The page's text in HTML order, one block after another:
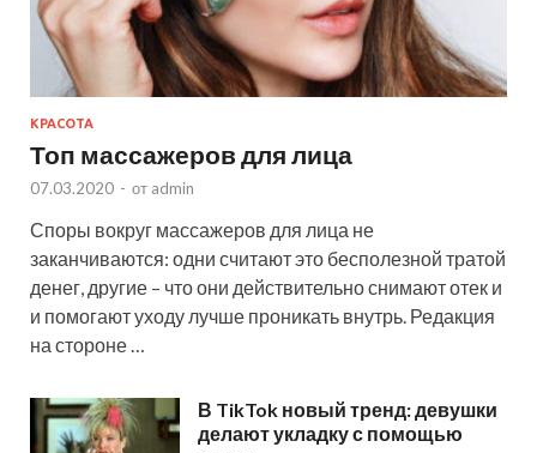
КРАСОТА
Топ массажеров для лица
07.03.2020 - от admin
Споры вокруг массажеров для лица не
заканчиваются: одни считают это бесполезной тратой
денег, другие – что они действительно снимают отек и
и помогают уходу лучше проникать внутрь. Редакция
на стороне …
В TikTok новый тренд: девушки
делают укладку с помощью